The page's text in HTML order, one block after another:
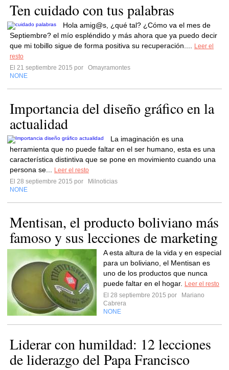
Ten cuidado con tus palabras
Hola amig@s, ¿qué tal? ¿Cómo va el mes de
Septiembre? el mío espléndido y más ahora que ya puedo decir
que mi tobillo sigue de forma positiva su recuperación....
Leer el
resto
El 21 septiembre 2015 por
Omayramontes
NONE
Importancia del diseño gráfico en la
actualidad
La imaginación es una
herramienta que no puede faltar en el ser humano, esta es una
característica distintiva que se pone en movimiento cuando una
persona se...
Leer el resto
El 28 septiembre 2015 por
Milnoticias
NONE
Mentisan, el producto boliviano más
famoso y sus lecciones de marketing
A esta altura de la vida y en especial
para un boliviano, el Mentisan es
uno de los productos que nunca
puede faltar en el hogar.
Leer el resto
El 28 septiembre 2015 por
Mariano
Cabrera
NONE
Liderar con humildad: 12 lecciones
de liderazgo del Papa Francisco